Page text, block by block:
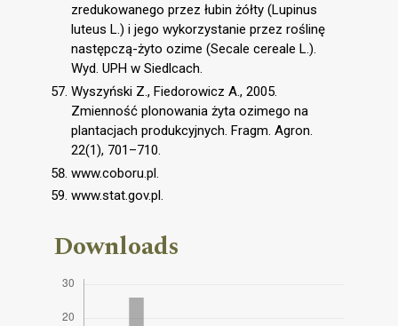
zredukowanego przez łubin żółty (Lupinus
luteus L.) i jego wykorzystanie przez roślinę
następczą-żyto ozime (Secale cereale L.).
Wyd. UPH w Siedlcach.
Wyszyński Z., Fiedorowicz A., 2005.
Zmienność plonowania żyta ozimego na
plantacjach produkcyjnych. Fragm. Agron.
22(1), 701–710.
www.coboru.pl.
www.stat.gov.pl.
Downloads